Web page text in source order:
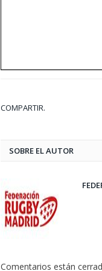
COMPARTIR.
SOBRE EL AUTOR
Comentarios están